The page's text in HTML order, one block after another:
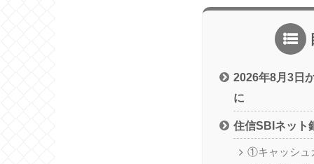
2026年8月3日
に
住信SBIネット
①キャッシュ